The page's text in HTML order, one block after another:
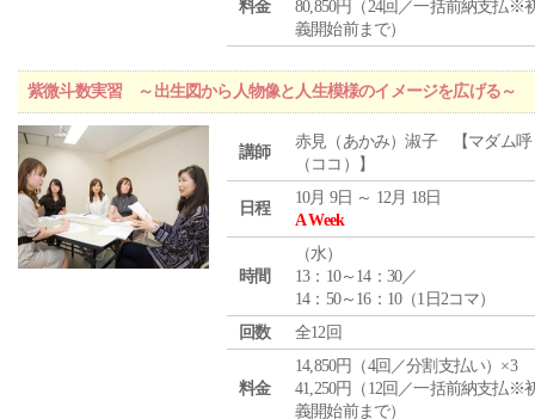
料金
80,850円（24回／一括前納支払※
義開始前まで）
紫微斗数実習 ～出生図から人物像と人生模様のイメージを広げる～
講師
赤見（あかみ）淑子 【マダム呼
（ココ）】
日程
10月 9日 ～ 12月 18日
A Week
時間
（水）
13：10～14：30／
14：50～16：10（1日2コマ）
回数
全12回
料金
14,850円（4回／分割支払い）×3
41,250円（12回／一括前納支払※
義開始前まで）